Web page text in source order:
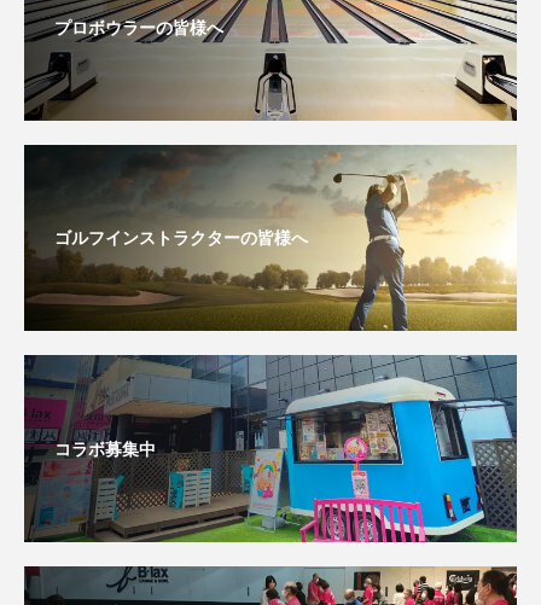
プロボウラーの皆様へ
ゴルフインストラクターの皆様へ
コラボ募集中